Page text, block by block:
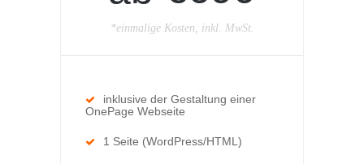
*einmalige Kosten, inkl. MwSt.
inklusive der Gestaltung einer
OnePage Webseite
1 Seite (WordPress/HTML)